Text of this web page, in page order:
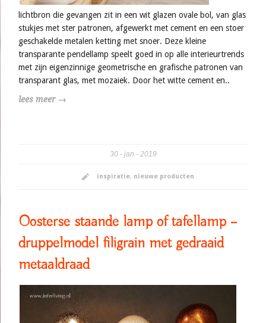
lichtbron die gevangen zit in een wit glazen ovale bol, van glas
stukjes met ster patronen, afgewerkt met cement en een stoer
geschakelde metalen ketting met snoer. Deze kleine
transparante pendellamp speelt goed in op alle interieurtrends
met zijn eigenzinnige geometrische en grafische patronen van
transparant glas, met mozaiek. Door het witte cement en..
lees meer →
30 jan 2019
inspiratie, nieuwe producten
Oosterse staande lamp of tafellamp –
druppelmodel filigrain met gedraaid
metaaldraad